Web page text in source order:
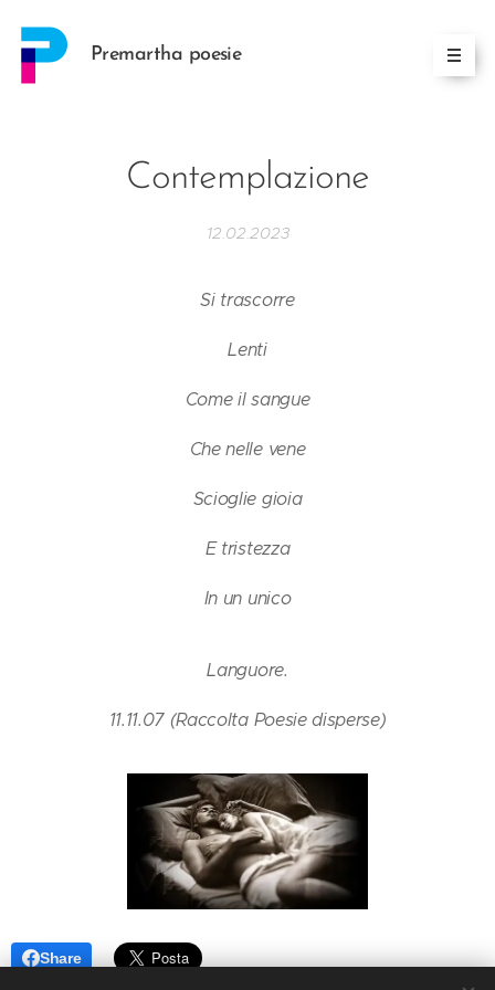
Premartha poesie
Contemplazione
12.02.2023
Si trascorre
Lenti
Come il sangue
Che nelle vene
Scioglie gioia
E tristezza
In un unico
Languore.
11.11.07 (Raccolta Poesie disperse)
Share